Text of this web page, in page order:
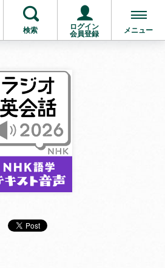
検索
ログイン
会員登録
メニュー